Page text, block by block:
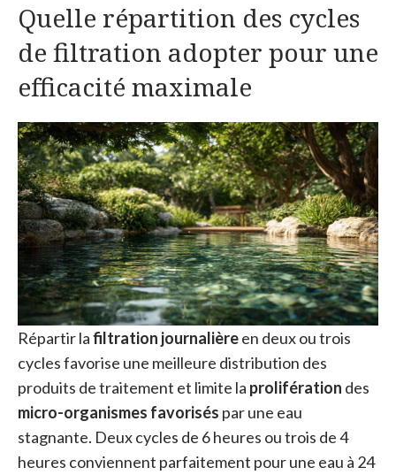
Quelle répartition des cycles
de filtration adopter pour une
efficacité maximale
Répartir lafiltration journalièreen deux ou trois
cycles favorise une meilleure distribution des
produits de traitement et limite la prolifération des
micro-organismes favorisés par une eau
stagnante. Deux cycles de 6 heures ou trois de 4
heures conviennent parfaitement pour une eau à 24